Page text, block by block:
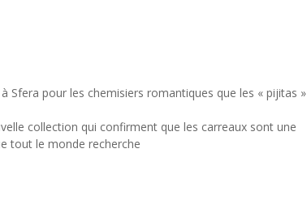
Sfera pour les chemisiers romantiques que les « pijitas »
collection qui confirment que les carreaux sont une
tout le monde recherche